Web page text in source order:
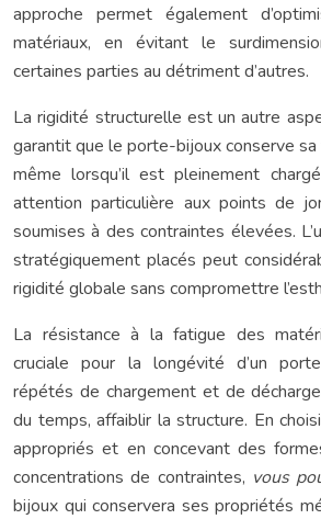
approche permet également
matériaux, en évitant le
certaines parties au détriment d’autres.
La rigidité structurelle est un autre
garantit que le porte-bijoux conserve
même lorsqu’il est pleinement
attention particulière aux points de
soumises à des contraintes élevées.
stratégiquement placés peut
rigidité globale sans compromettre
La résistance à la fatigue des
cruciale pour la longévité d’un
répétés de chargement et de
du temps, affaiblir la structure. En
appropriés et en concevant des
concentrations de contraintes, vous
bijoux qui conservera ses propriétés